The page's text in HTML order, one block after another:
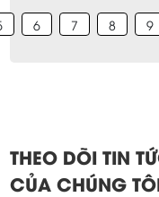
6 7 8 9
THEO DÕI TIN
CỦA CHÚNG